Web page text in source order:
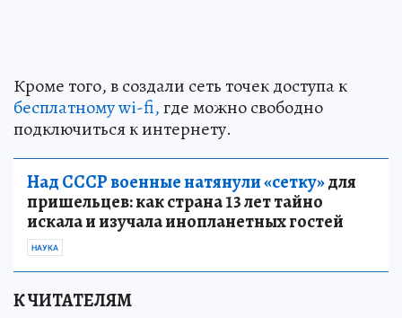
Кроме того, в создали сеть точек доступа к
бесплатному wi-fi,где можно свободно
подключиться к интернету.
Над СССР военные натянули «сетку»для
пришельцев: как страна 13 лет тайно
искала и изучала инопланетных гостей
НАУКА
К ЧИТАТЕЛЯМ